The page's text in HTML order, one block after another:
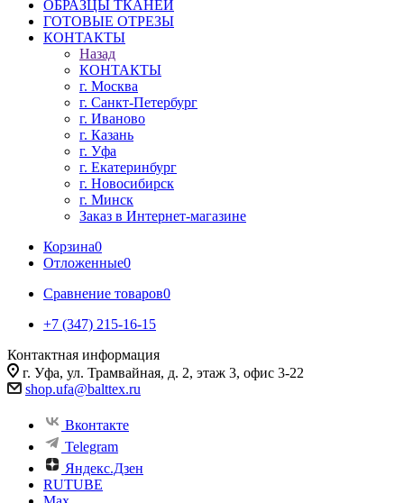
ОБРАЗЦЫ ТКАНЕЙ
ГОТОВЫЕ ОТРЕЗЫ
КОНТАКТЫ
Назад
КОНТАКТЫ
г. Москва
г. Санкт-Петербург
г. Иваново
г. Казань
г. Уфа
г. Екатеринбург
г. Новосибирск
г. Минск
Заказ в Интернет-магазине
Корзина0
Отложенные0
Сравнение товаров0
+7 (347) 215-16-15
Контактная информация
г. Уфа, ул. Трамвайная, д. 2, этаж 3, офис 3-22
shop.ufa@balttex.ru
Вконтакте
Telegram
Яндекс.Дзен
RUTUBE